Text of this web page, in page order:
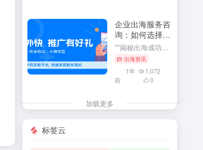
企业出海服务咨
询：如何选择合
适的咨询公司**揭秘出海成功秘诀：企业如何选择最合适的出海服务咨询公司** 随着全球化的浪潮汹涌澎湃，企业纷纷把目光投向了国际市场，展开出海之旅。在这个波诡云谲的商业世界中，选择一家合适的出海服务咨询公司成为了许...
出海资讯
1年
前
1,072
0
加载更多
标签云